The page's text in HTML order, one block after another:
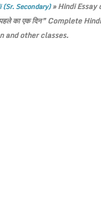
(Sr. Secondary)»Hindi Essay
पहले का एक दिन” Complete
and other classes.